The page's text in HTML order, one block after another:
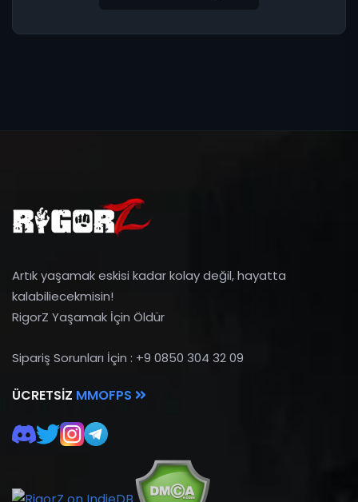
Artık yaşamak eskisi kadar kolay değil, hayatta
kalabiliecekmisin!
RigorZ Yaşamak İçin Öldür
Sipariş Sorunları İçin : +9 0850 304 32 09
ÜCRETSIZ MMOFPS